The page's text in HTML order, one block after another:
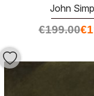
John
€199.00€